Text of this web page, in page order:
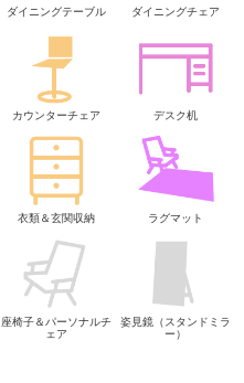
ダイニングテーブル ダイニングチェア
カウンターチェア デスク机
衣類＆玄関収納 ラグマット
座椅子＆パーソナルチ
ェア
姿見鏡（スタンドミラ
ー）